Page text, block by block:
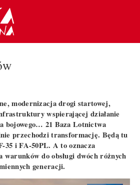
modernizacja drogi startowej,
wspierającej działanie
bojowego… 21 Baza Lotnictwa
przechodzi transformację. Będą tu
35 i FA-50PL. A to oznacza
warunków do obsługi dwóch różnych
generacji.